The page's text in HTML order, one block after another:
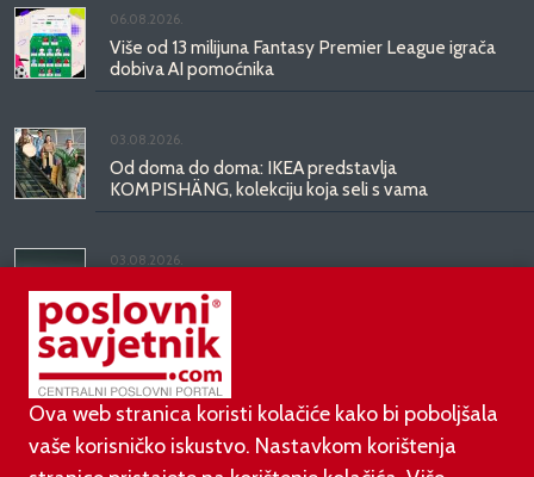
06.08.2026.
Više od 13 milijuna Fantasy Premier League igrača
dobiva AI pomoćnika
03.08.2026.
Od doma do doma: IKEA predstavlja
KOMPISHÄNG, kolekciju koja seli s vama
03.08.2026.
Kineski BYD predstavio luksuznu limuzinu veću od
Mercedesove S-klase, obećava domet do 1.000
kilometara
Ova web stranica koristi kolačiće kako bi poboljšala
vaše korisničko iskustvo. Nastavkom korištenja